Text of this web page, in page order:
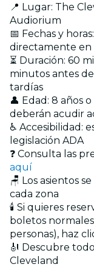
📍 Lugar: The
Audiorium
📅 Fechas y
directamente en
⏳ Duración: 60
minutos antes
tardías
👤 Edad: 8 años
deberán acudir
♿ Accesibilidad:
legislación ADA
❓ Consulta las
aquí
🪑 Los asientos
cada zona
🕯️ Si quieres
boletos
personas), haz
🎻 Descubre
Cleveland